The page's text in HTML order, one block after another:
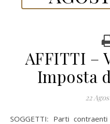
AFFITTI –
Imposta
22
SOGGETTI: Parti contraenti di contratti di locazione e